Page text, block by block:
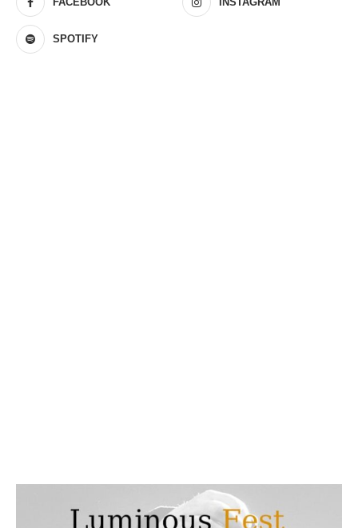
SPOTIFY